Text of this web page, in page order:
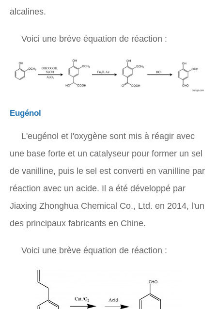
alcalines.
Voici une brève équation de réaction :
Eugénol
L'eugénol et l'oxygène sont mis à réagir avec
une base forte et un catalyseur pour former un sel
de vanilline, puis le sel est converti en vanilline par
réaction avec un acide. Il a été développé par
Jiaxing Zhonghua Chemical Co., Ltd. en 2014, l'un
des principaux fabricants en Chine.
Voici une brève équation de réaction :